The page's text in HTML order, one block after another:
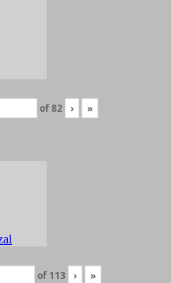
of82 › »
of 113 › »